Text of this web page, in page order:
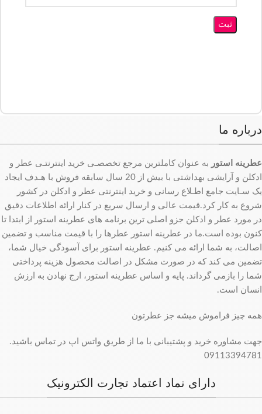
درباره ما
عطرینه استور به عنوان کاملترین مرجع تخصصـی خرید اینترنتـی عطر و
ادکلن و آرایشی بهداشتی با بیش از 20 سال سابقه فروش با هـدف ایجاد
یک سـایت جامع اطـلاع رسانی و خرید اینترنتی عطر و ادکلن در کشور
شروع به کار کرد.قیمت عالی و ارسال سریع در کنار ارائه اطلاعات دقیق
در مورد عطر و ادکلن جزو اصلی ترین برنامه های عطرینه استور از ابتدا تا
کنون بوده است.ما در عطرینه استور عطرها را با قیمت مناسب و تضمین
اصالت، به شما ارائه می کنیم. عطرینه استور برای آسودگی خیال شما،
تضمین می کند که در صورت مشکل در اصالت محصول هزینه پرداختی
شما را بازمی گرداند. پایه و اساس عطرینه استور، ارج نهادن به ارزش
انسان است.
همه چیز فراموش میشه جز عطرتون
جهت مشاوره خرید و پشتیبانی با ما از طریق واتس اپ در تماس باشید.
09113394781
دارای نماد اعتماد تجارت الکترونیک